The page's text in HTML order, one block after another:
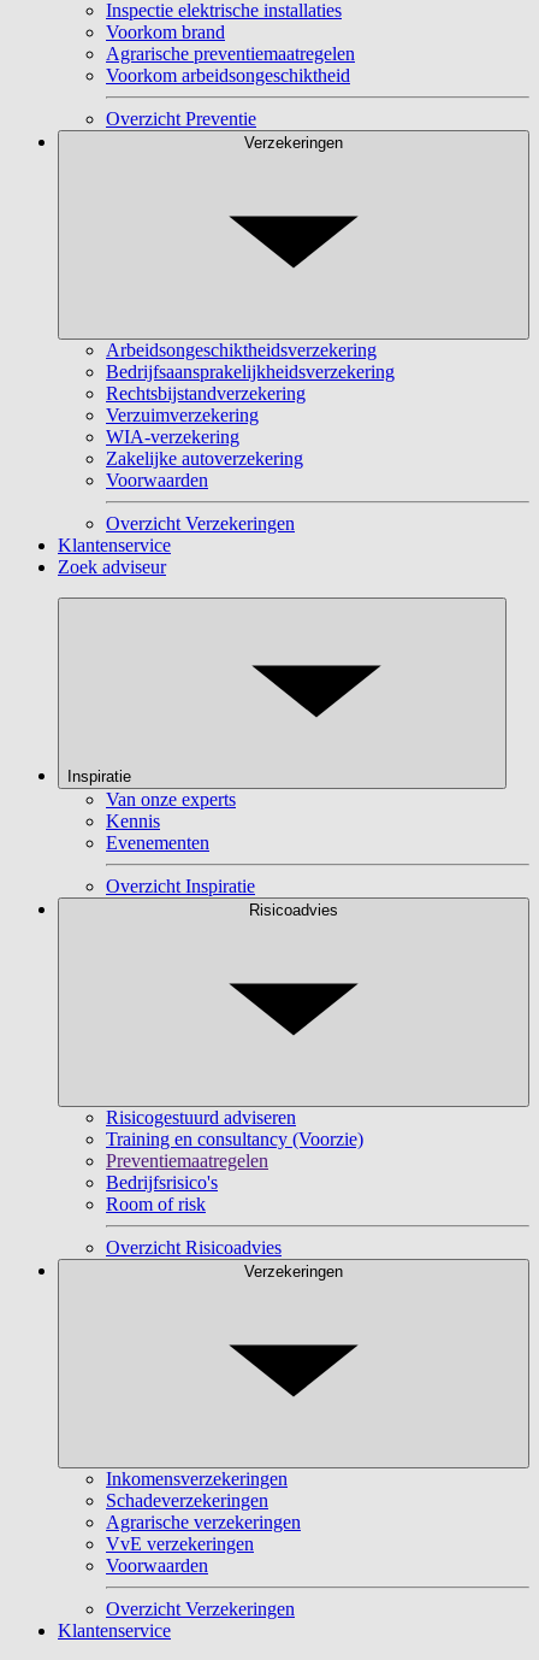
Inspectie elektrische installaties
Voorkom brand
Agrarische preventiemaatregelen
Voorkom arbeidsongeschiktheid
Overzicht Preventie
Verzekeringen
Arbeidsongeschiktheidsverzekering
Bedrijfsaansprakelijkheidsverzekering
Rechtsbijstandverzekering
Verzuimverzekering
WIA-verzekering
Zakelijke autoverzekering
Voorwaarden
Overzicht Verzekeringen
Klantenservice
Zoek adviseur
Inspiratie
Van onze experts
Kennis
Evenementen
Overzicht Inspiratie
Risicoadvies
Risicogestuurd adviseren
Training en consultancy (Voorzie)
Preventiemaatregelen
Bedrijfsrisico's
Room of risk
Overzicht Risicoadvies
Verzekeringen
Inkomensverzekeringen
Schadeverzekeringen
Agrarische verzekeringen
VvE verzekeringen
Voorwaarden
Overzicht Verzekeringen
Klantenservice